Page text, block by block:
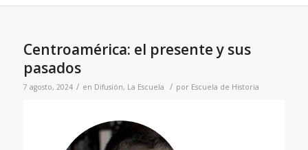
Centroamérica: el presente y sus
pasados
7 agosto, 2024 / en Difusión, La Escuela / por Escuela de Historia